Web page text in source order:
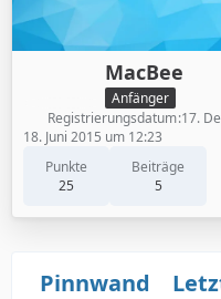
MacBee
Anfänger
Punkte
25
Beiträge
5
Registrierungsdatum 17.
18. Juni 2015 um 12:23
Pinnwand